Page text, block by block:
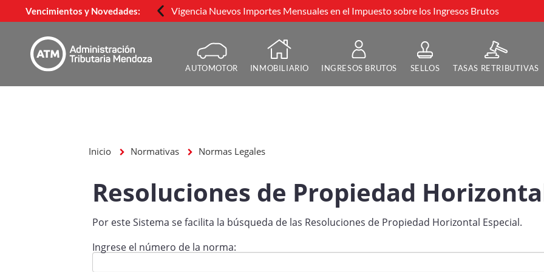
Vencimientos y Novedades: Vigencia Nuevos Importes Mensuales en el Impuesto sobre los Ingresos Brutos
AUTOMOTOR INMOBILIARIO INGRESOS BRUTOS SELLOS TASAS RETRIBUTIVAS